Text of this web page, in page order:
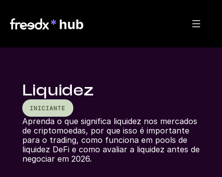
Liquidez
INICIANTE
Aprenda o que significa liquidez nos mercados
de criptomoedas, por que isso é importante
para o trading, como funciona em pools de
liquidez DeFi e como avaliar a liquidez antes de
negociar em 2026.